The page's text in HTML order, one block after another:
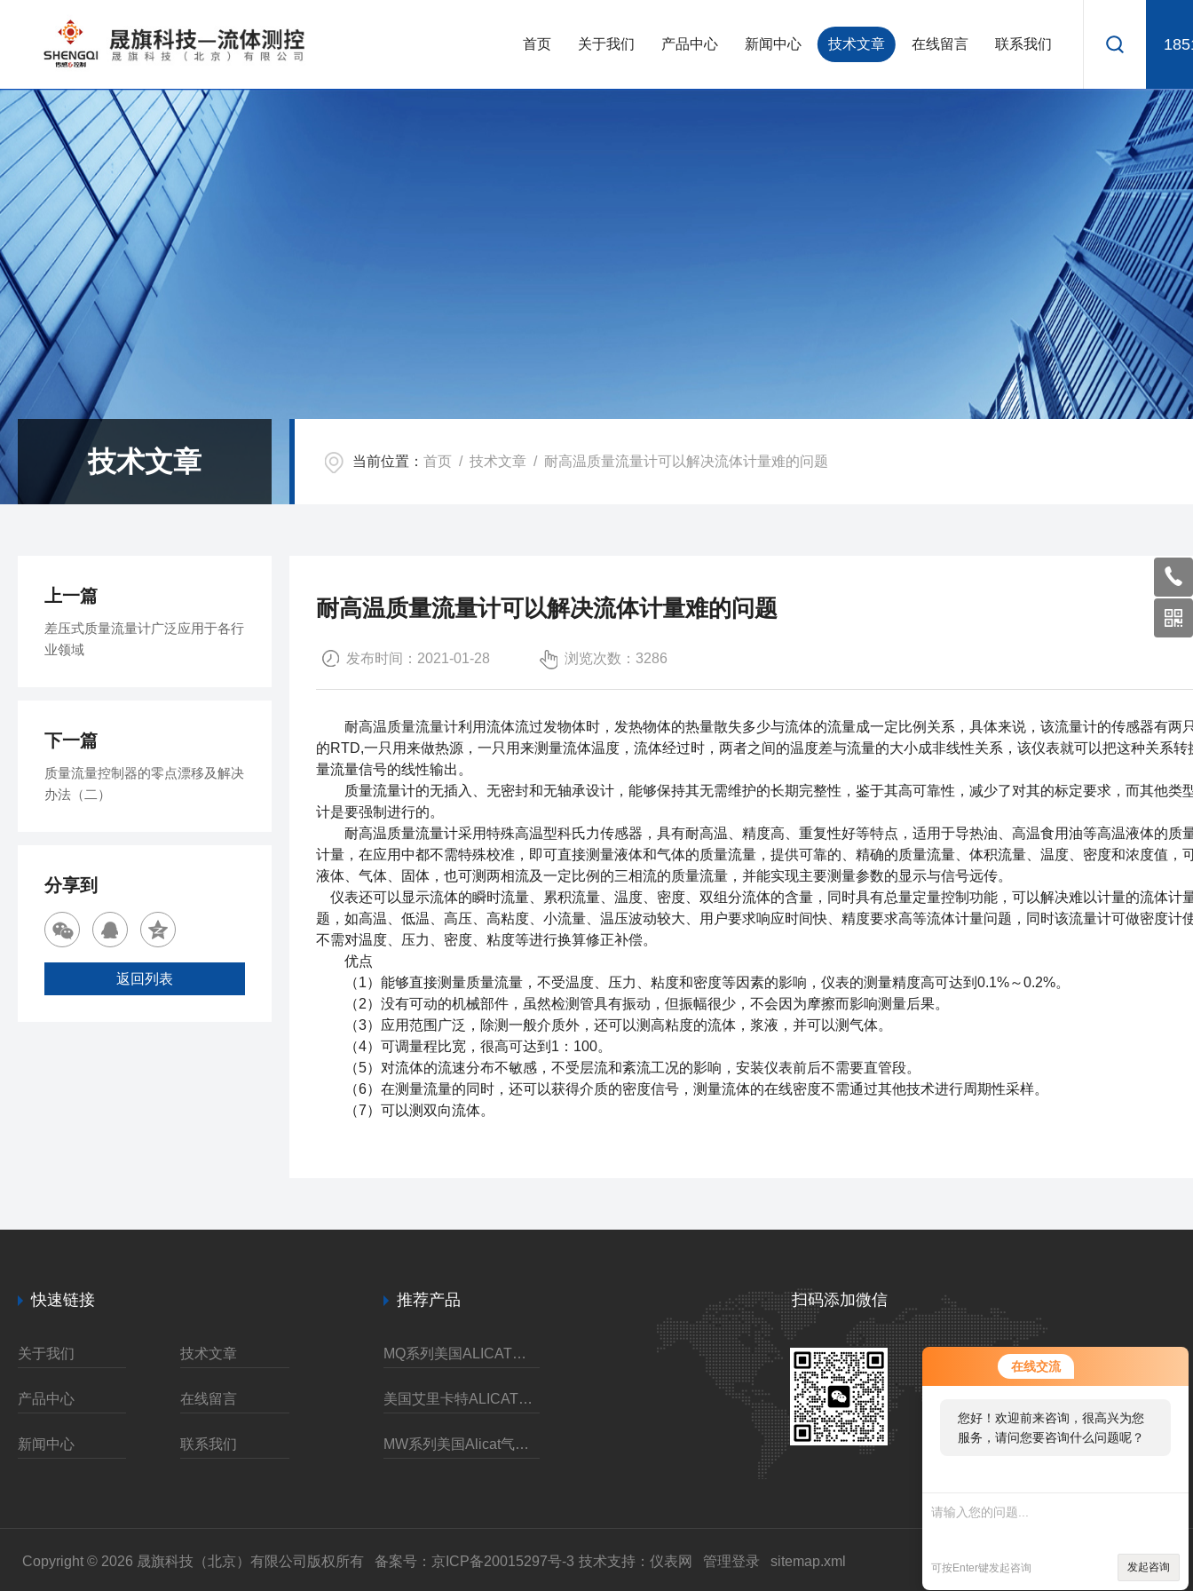
在线交流
您好！欢迎前来咨询，很高兴为您
服务，请问您要咨询什么问题呢？
可按Enter键发起咨询 发起咨询
首页 关于我们 产品中心 新闻中心 技术文章 在线留言 联系我们
技术文章 当前位置： 首页 / 技术文章 / 耐高温质量流量计可以解决流体计量难的问题
耐高温质量流量计可以解决流体计量难的问题
发布时间：2021-01-28 浏览次数：3286
耐高温质量流量计利用流体流过发物体时，发热物体的热量散失多少与流体的流量成一定比例关系，具体来说，该流量计的传感器有两
的RTD,一只用来做热源，一只用来测量流体温度，流体经过时，两者之间的温度差与流量的大小成非线性关系，该仪表就可以把这种关系转
量流量信号的线性输出。
质量流量计的无插入、无密封和无轴承设计，能够保持其无需维护的长期完整性，鉴于其高可靠性，减少了对其的标定要求，而其他类
计是要强制进行的。
耐高温质量流量计采用特殊高温型科氏力传感器，具有耐高温、精度高、重复性好等特点，适用于导热油、高温食用油等高温液体的质
计量，在应用中都不需特殊校准，即可直接测量液体和气体的质量流量，提供可靠的、精确的质量流量、体积流量、温度、密度和浓度值，
液体、气体、固体，也可测两相流及一定比例的三相流的质量流量，并能实现主要测量参数的显示与信号远传。
仪表还可以显示流体的瞬时流量、累积流量、温度、密度、双组分流体的含量，同时具有总量定量控制功能，可以解决难以计量的流体计
题，如高温、低温、高压、高粘度、小流量、温压波动较大、用户要求响应时间快、精度要求高等流体计量问题，同时该流量计可做密度计
不需对温度、压力、密度、粘度等进行换算修正补偿。
优点
（1）能够直接测量质量流量，不受温度、压力、粘度和密度等因素的影响，仪表的测量精度高可达到0.1%～0.2%。
（2）没有可动的机械部件，虽然检测管具有振动，但振幅很少，不会因为摩擦而影响测量后果。
（3）应用范围广泛，除测一般介质外，还可以测高粘度的流体，浆液，并可以测气体。
（4）可调量程比宽，很高可达到1：100。
（5）对流体的流速分布不敏感，不受层流和紊流工况的影响，安装仪表前后不需要直管段。
（6）在测量流量的同时，还可以获得介质的密度信号，测量流体的在线密度不需通过其他技术进行周期性采样。
（7）可以测双向流体。
上一篇
差压式质量流量计广泛应用于各行
业领域
下一篇
质量流量控制器的零点漂移及解决
办法（二）
分享到
返回列表
快速链接
关于我们 技术文章
产品中心 在线留言
新闻中心 联系我们
推荐产品
MQ系列美国ALICAT耐高压质量流量控制器
美国艾里卡特ALICAT耐腐蚀抗腐蚀质量流量计
MW系列美国Alicat气体质量流量控制器
扫码添加微信
Copyright © 2026 晟旗科技（北京）有限公司版权所有 备案号：京ICP备20015297号-3 技术支持： 仪表网 管理登录 sitemap.xml